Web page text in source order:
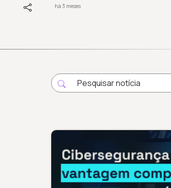
há 3 meses